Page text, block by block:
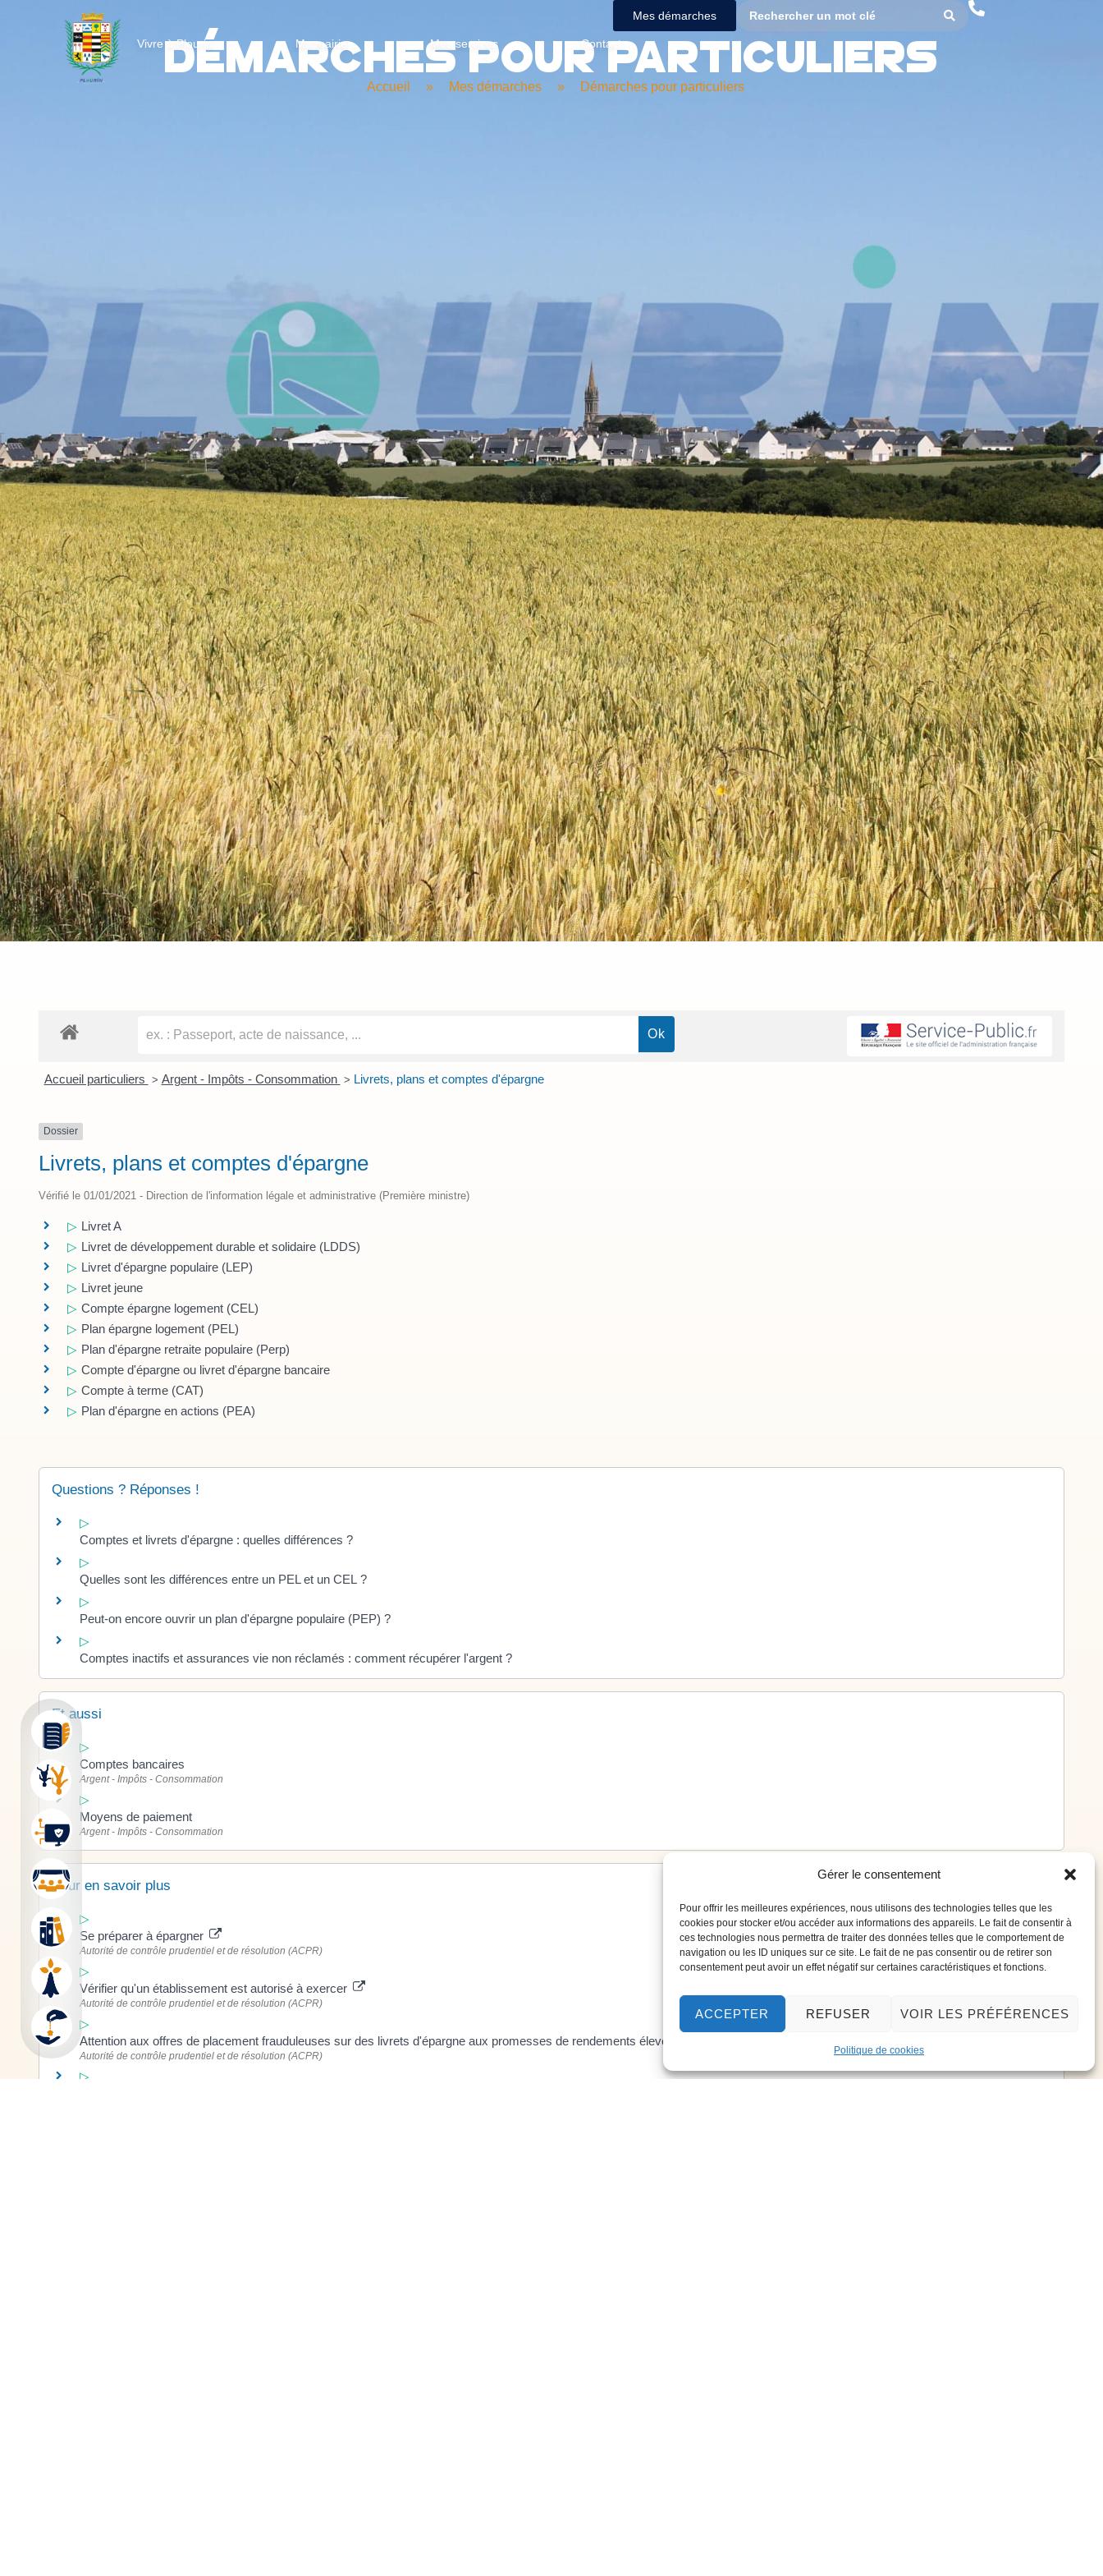
Gérer le consentement
Pour offrir les meilleures expériences, nous utilisons des technologies telles que les
cookies pour stocker et/ou accéder aux informations des appareils. Le fait de consentir à
ces technologies nous permettra de traiter des données telles que le comportement de
navigation ou les ID uniques sur ce site. Le fait de ne pas consentir ou de retirer son
consentement peut avoir un effet négatif sur certaines caractéristiques et fonctions.
ACCEPTER REFUSER VOIR LES PRÉFÉRENCES
Politique de cookies
Vivre à Plourin Ma mairie Mes services Contact
Mes démarches
Démarches pour particuliers
Accueil » Mes démarches » Démarches pour particuliers
Accueil particuliers > Argent - Impôts - Consommation > Livrets, plans et comptes d'épargne
Dossier
Livrets, plans et comptes d'épargne
Vérifié le 01/01/2021 - Direction de l'information légale et administrative (Première ministre)
Livret A
Livret de développement durable et solidaire (LDDS)
Livret d'épargne populaire (LEP)
Livret jeune
Compte épargne logement (CEL)
Plan épargne logement (PEL)
Plan d'épargne retraite populaire (Perp)
Compte d'épargne ou livret d'épargne bancaire
Compte à terme (CAT)
Plan d'épargne en actions (PEA)
Questions ? Réponses !
Comptes et livrets d'épargne : quelles différences ?
Quelles sont les différences entre un PEL et un CEL ?
Peut-on encore ouvrir un plan d'épargne populaire (PEP) ?
Comptes inactifs et assurances vie non réclamés : comment récupérer l'argent ?
Et aussi
Comptes bancaires
Argent - Impôts - Consommation
Moyens de paiement
Argent - Impôts - Consommation
Pour en savoir plus
Se préparer à épargner
Autorité de contrôle prudentiel et de résolution (ACPR)
Vérifier qu'un établissement est autorisé à exercer
Autorité de contrôle prudentiel et de résolution (ACPR)
Attention aux offres de placement frauduleuses sur des livrets d'épargne aux promesses de rendements élevés
Autorité de contrôle prudentiel et de résolution (ACPR)